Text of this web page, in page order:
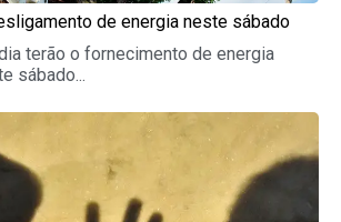
de energia neste sábado
terão o fornecimento de energia
sábado...